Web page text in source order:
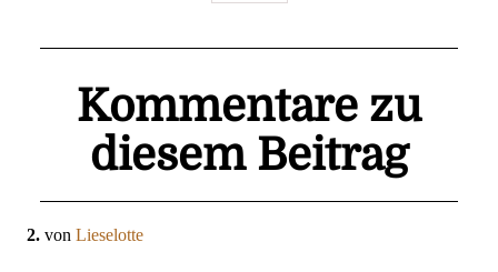
Kommentare zu
diesem Beitrag
2. von Lieselotte